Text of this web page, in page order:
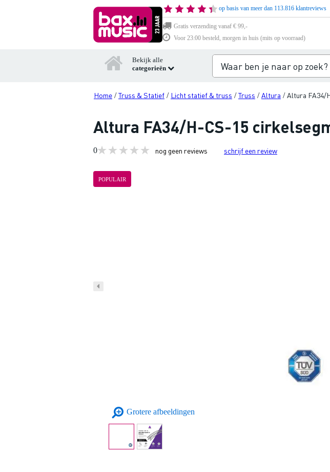
op basis van meer dan 113.816 klantreviews
Gratis verzending vanaf € 99,-
Voor 23:00 besteld, morgen in huis (mits op voorraad)
Bekijk alle
categorieën
Home /Truss & Statief / Licht statief & truss /Truss /Altura /Altura FA34/
Altura FA34/H-CS-15
0 nog geen reviews schrijf een review
POPULAIR
Grotere afbeeldingen